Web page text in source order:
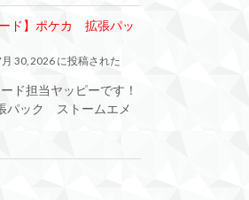
ード】ポケカ 拡張パッ
30, 2026 に投稿された
ド担当ヤッピーです！
パック ストームエメ